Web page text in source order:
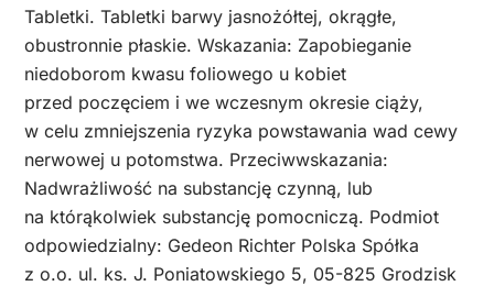
Tabletki. Tabletki barwy jasnożółtej, okrągłe,
obustronnie płaskie. Wskazania: Zapobieganie
niedoborom kwasu foliowego u kobiet
przed poczęciem i we wczesnym okresie ciąży,
w celu zmniejszenia ryzyka powstawania wad cewy
nerwowej u potomstwa. Przeciwwskazania:
Nadwrażliwość na substancję czynną, lub
na którąkolwiek substancję pomocniczą. Podmiot
odpowiedzialny: Gedeon Richter Polska Spółka
z o.o. ul. ks. J. Poniatowskiego 5, 05-825 Grodzisk